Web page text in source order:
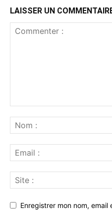
LAISSER UN
Enregistrer mon nom,